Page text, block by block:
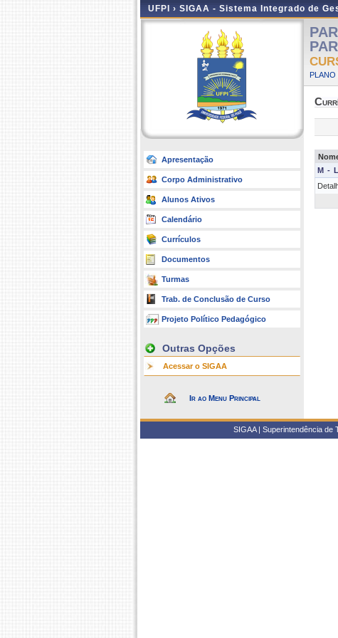
UFPI › SIGAA - Sistema Integrado de
Apresentação
Corpo Administrativo
Alunos Ativos
Calendário
Currículos
Documentos
Turmas
Trab. de Conclusão de Curso
Projeto Político Pedagógico
Outras Opções
Acessar o SIGAA
Ir ao Menu Principal
PLANO
M -
SIGAA | Superintendência de